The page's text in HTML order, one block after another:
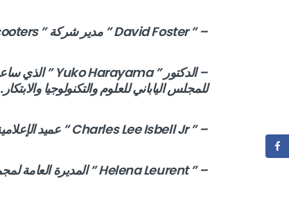
– ” David Foster ” مدير شركة ” Lyft Transit, vélos et Scooters ” .
للمجلس الياباني للعلوم والتكنولوجيا والابتكار.
– ” Charles Lee Isbell Jr ” عميد الإعلامية في
– ” Helena Leurent ” المديرة العامة لمجموعة حقوق المستهلك العالمية .